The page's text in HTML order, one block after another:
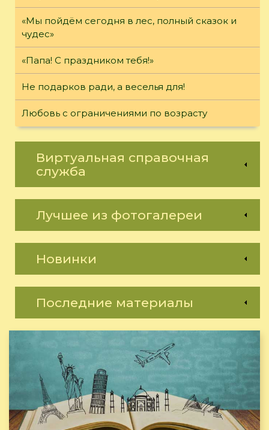
«Мы пойдём сегодня в лес, полный сказок и
чудес»
«Папа! С праздником тебя!»
Не подарков ради, а веселья для!
Любовь с ограничениями по возрасту
Виртуальная справочная
служба
Лучшее из фотогалереи
Новинки
Последние материалы